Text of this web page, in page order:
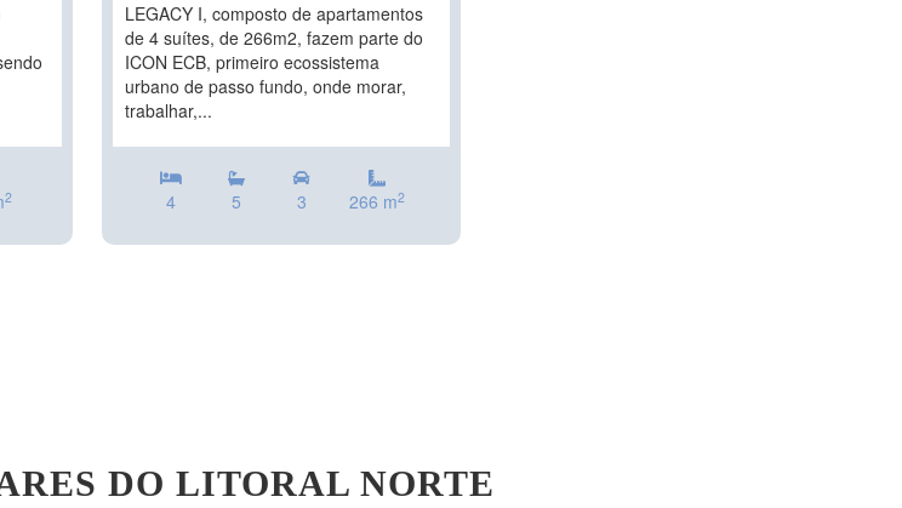
2
LEGACY I, composto de apartamentos
de 4 suítes, de 266m2, fazem parte do
ICON ECB, primeiro ecossistema
urbano de passo fundo, onde morar,
trabalhar,...
4 5 3 266 m2
DO LITORAL NORTE